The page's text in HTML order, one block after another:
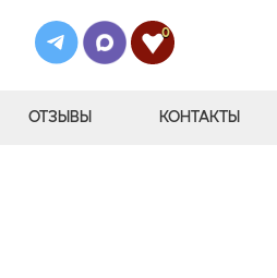
0
ОТЗЫВЫ КОНТАКТЫ